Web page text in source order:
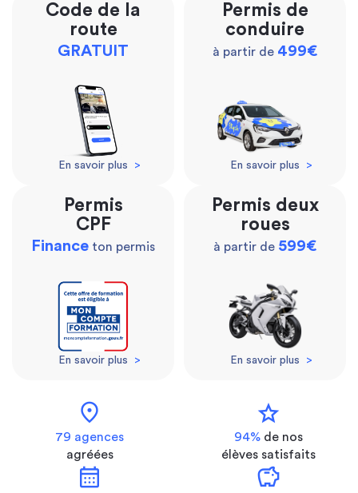
Code de la
route
GRATUIT
En savoir plus >
Permis de
conduire
à partir de 499€
En savoir plus >
Permis
CPF
Finance ton permis
En savoir plus >
Permis deux
roues
à partir de 599€
En savoir plus >
location_on
79 agences
agréées
star
94% de nos
élèves satisfaits
calendar_month savings